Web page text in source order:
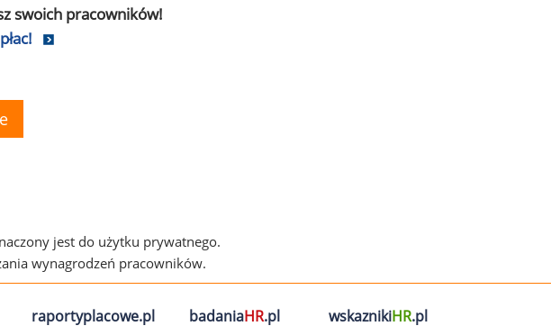
swoich pracowników!
jest do użytku prywatnego.
wynagrodzeń pracowników.
raportyplacowe.pl badaniaHR.pl wskaznikiHR.pl